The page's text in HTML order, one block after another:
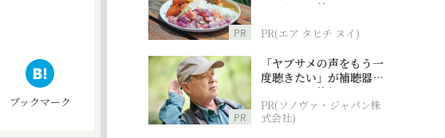
ブックマーク
PR
とつながる旅
PR(エア タヒチ ヌイ)
PR
「ヤブサメの声をもう一
度聴きたい」が補聴器チ
ャレンジの後押しに
PR(ソノヴァ・ジャパン株
式会社)